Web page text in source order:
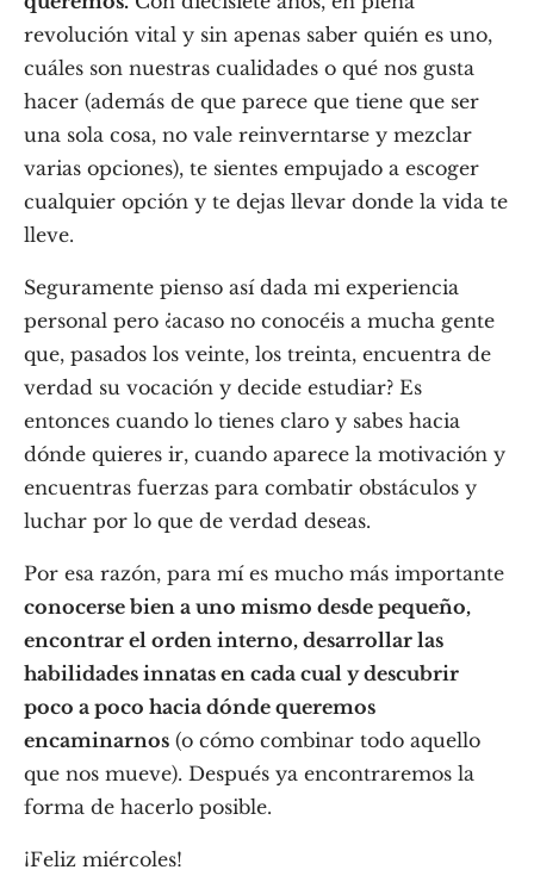
revolución vital y sin apenas saber quién es uno,
cuáles son nuestras cualidades o qué nos gusta
hacer (además de que parece que tiene que ser
una sola cosa, no vale reinverntarse y mezclar
varias opciones), te sientes empujado a escoger
cualquier opción y te dejas llevar donde la vida te
lleve.
Seguramente pienso así dada mi experiencia
personal pero ¿acaso no conocéis a mucha gente
que, pasados los veinte, los treinta, encuentra de
verdad su vocación y decide estudiar? Es
entonces cuando lo tienes claro y sabes hacia
dónde quieres ir, cuando aparece la motivación y
encuentras fuerzas para combatir obstáculos y
luchar por lo que de verdad deseas.
Por esa razón, para mí es mucho más importante
conocerse bien a uno mismo desde pequeño,
encontrar el orden interno, desarrollar las
habilidades innatas en cada cual y descubrir
poco a poco hacia dónde queremos
encaminarnos (o cómo combinar todo aquello
que nos mueve). Después ya encontraremos la
forma de hacerlo posible.
¡Feliz miércoles!